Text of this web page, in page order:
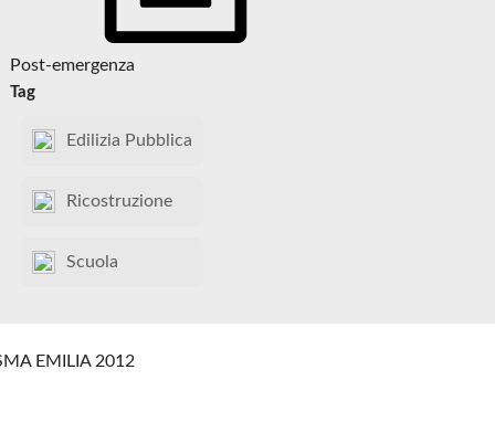
Post-emergenza
Tag
Edilizia Pubblica
Ricostruzione
Scuola
EMILIA 2012